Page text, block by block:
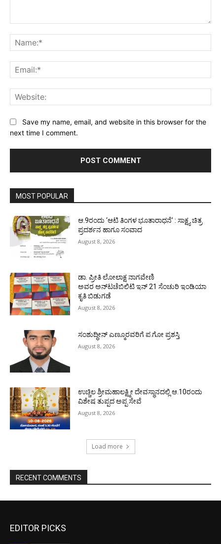
Save my name, email, and website in this browser for the
next time I comment.
MOST POPULAR
ಆ.9ರಂದು ‘ಆಟಿ ತಿಂಗಳ ಭೂತಾರಾಧನೆ’ : ಸಾಕ್ಷ್ಯ ಚಿತ್ರ
ಪ್ರದರ್ಶನ ಹಾಗೂ ಸಂವಾದ
August 8, 2026
ಡಾ. ಪ್ರೀತಿ ಲೋಲಾಕ್ಷ ನಾಗವೇಣಿ
ಅವರ ಅನ್‌ಟಚೆಬಿಲಿಟಿ ಇನ್ 21 ಸೆಂಚುರಿ ಇಂಡಿಯಾ
ಕೃತಿ ಬಿಡುಗಡೆ
August 8, 2026
ಸಂಶುದ್ಧೀನ್ ಎಣ್ಮೂರವರಿಗೆ ಪ.ಗೋ ಪ್ರಶಸ್ತಿ
August 8, 2026
ಉಚ್ಚಿಲ ಶ್ರೀಮಹಾಲಕ್ಷ್ಮೀ ದೇವಸ್ಥಾನದಲ್ಲಿ ಆ.10ರಂದು
ವಿಶೇಷ ತುಪ್ಪದ ಅಪ್ಪ ಸೇವೆ
August 8, 2026
Load more
RECENT COMMENTS
EDITOR PICKS